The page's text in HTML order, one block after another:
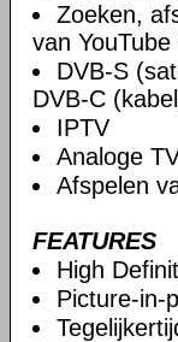
Zoeken,
van YouTube
DVB-S
DVB-C
IPTV
Analoge
Afspelen
FEATURES
High
Picture-in-